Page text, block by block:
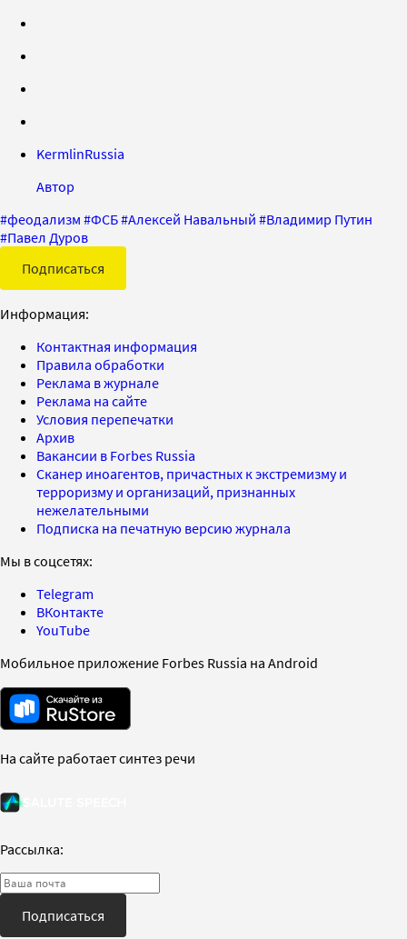
KermlinRussia
Автор
#феодализм #ФСБ#Алексей Навальный #Владимир Путин
#Павел Дуров
Подписаться
Информация:
Контактная информация
Правила обработки
Реклама в журнале
Реклама на сайте
Условия перепечатки
Архив
Вакансии в Forbes Russia
Сканер иноагентов, причастных к экстремизму и
терроризму и организаций, признанных
нежелательными
Подписка на печатную версию журнала
Мы в соцсетях:
Telegram
ВКонтакте
YouTube
Мобильное приложение Forbes Russia на Android
На сайте работает синтез речи
Рассылка:
Подписаться